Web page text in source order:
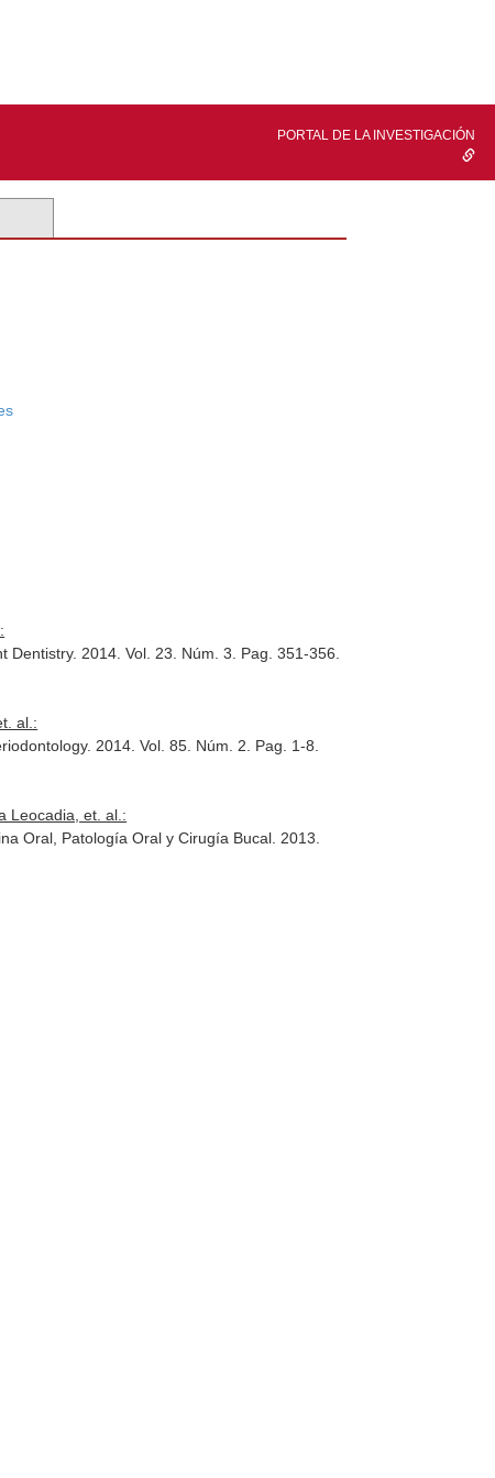
PORTAL DE LA INVESTIGACIÓN
Dentistry. 2014. Vol. 23. Núm. 3. Pag. 351-356.
al.:
. 2014. Vol. 85. Núm. 2. Pag. 1-8.
Leocadia, et. al.:
Oral, Patología Oral y Cirugía Bucal . 2013.